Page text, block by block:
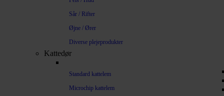
Sår / Rifter
Øjne / Ører
Diverse plejeprodukter
Kattedør
Standard kattelem
Microchip kattelem